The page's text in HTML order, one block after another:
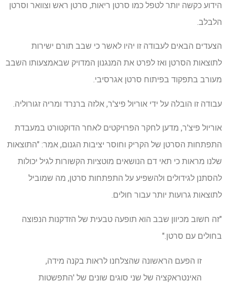
הידוע כקשה יותר לטפל כמו סרטן ריאות, סרטן ראש וצוואר וסרטן
הלבלב.
הצעדים הבאים לעבודה זו יהיו לאשר כי שבב תורם ישירות
לתוצאות הסרטן ואז לפרט את המנגנון המדויק שבאמצעותו השבב
מעורב בתפקוד בפיתוח סרטן אגרסיבי.
עבודה זו הובלה על ידי אוריול פיצ'ר, אלזה ברנרד ומריה זגורוליה.
אוריול פיצ'ר, מדען לחקר הפרויקטים לאחר הדוקטורט במעבדת
התפתחות הסרטן של הקריק וחוסר יציבות הגנום, אמר: "התוצאות
שלנו מראות כי תאי דם הנושאים מוטציות הקשורות לגיל יכולות
להסתנן לגידולים ולהשפיע על התפתחות סרטן, מה שמוביל
לתוצאות גרועות יותר עבור חולים.
"זה חשוב מכיוון שבב הוא תופעה טבעית של הזדקנות הנפוצה
בחולים עם סרטן."
זו הפעם הראשונה שהצלחנו לראות בקנה מידה,
האינטראקציה של שני סוגים שונים של 'התפשטות